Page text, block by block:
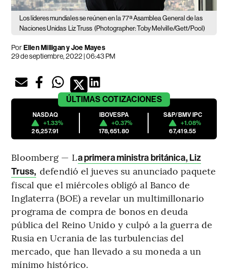
Los líderes mundiales se reúnen en la 77ª Asamblea General de las
Naciones Unidas Liz Truss (Photographer: Toby Melville/Gett/Pool)
PorEllen Milligan y Joe Mayes
29 de septiembre, 2022 | 06:43 PM
ÚLTIMAS COTIZACIONES
NASDAQ
+1.33%
26,257.91
IBOVESPA
+0.37%
178,651.80
S&P/BMV IPC
+1.08%
67,419.55
Bloomberg — La primera ministra británica, Liz
Truss, defendió el jueves su anunciado paquete
fiscal que el miércoles obligó al Banco de
Inglaterra (BOE) a revelar un multimillonario
programa de compra de bonos en deuda
pública del Reino Unido y culpó a la guerra de
Rusia en Ucrania de las turbulencias del
mercado, que han llevado a su moneda a un
mínimo histórico.